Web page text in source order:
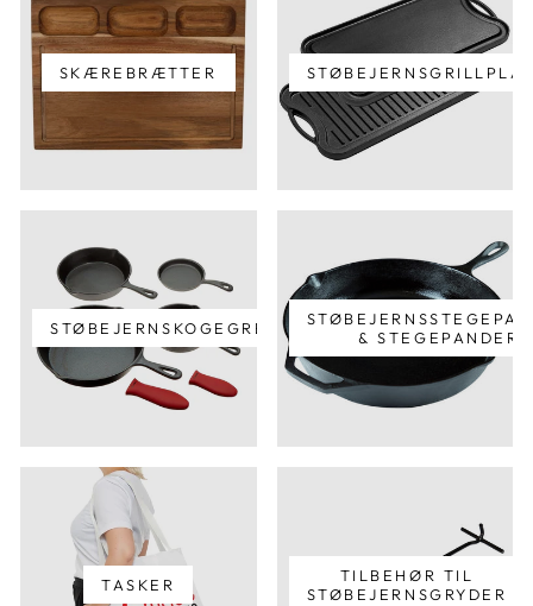
SKÆREBRÆTTER
STØBEJERNSKOGEGREJ
& STEGEPANDER
TASKER
TILBEHØR TIL
STØBEJERNSGRYDER